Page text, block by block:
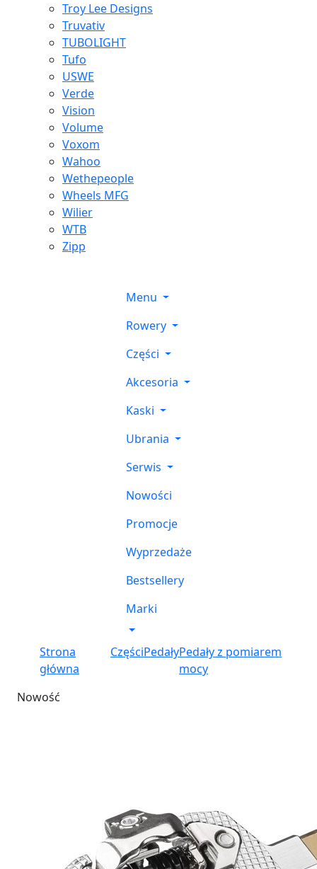
Troy Lee Designs
Truvativ
TUBOLIGHT
Tufo
USWE
Verde
Vision
Volume
Voxom
Wahoo
Wethepeople
Wheels MFG
Wilier
WTB
Zipp
Menu
Rowery
Części
Akcesoria
Kaski
Ubrania
Serwis
Nowości
Promocje
Wyprzedaże
Bestsellery
Marki
Strona
główna
CzęściPedałyPedały z pomiarem
mocy
Nowość